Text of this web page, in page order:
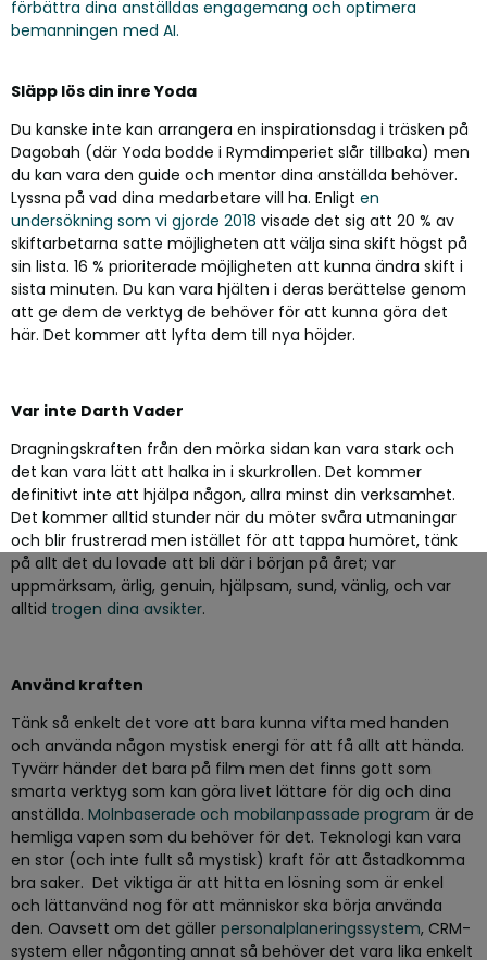
förbättra dina anställdas engagemang och optimera
bemanningen med AI.
Släpp lös din inre Yoda
Du kanske inte kan arrangera en inspirationsdag i träsken på
Dagobah (där Yoda bodde i Rymdimperiet slår tillbaka) men
du kan vara den guide och mentor dina anställda behöver.
Lyssna på vad dina medarbetare vill ha. Enligt en
undersökning som vi gjorde 2018 visade det sig att 20 % av
skiftarbetarna satte möjligheten att välja sina skift högst på
sin lista. 16 % prioriterade möjligheten att kunna ändra skift i
sista minuten. Du kan vara hjälten i deras berättelse genom
att ge dem de verktyg de behöver för att kunna göra det
här. Det kommer att lyfta dem till nya höjder.
Var inte Darth Vader
Dragningskraften från den mörka sidan kan vara stark och
det kan vara lätt att halka in i skurkrollen. Det kommer
definitivt inte att hjälpa någon, allra minst din verksamhet.
Det kommer alltid stunder när du möter svåra utmaningar
och blir frustrerad men istället för att tappa humöret, tänk
på allt det du lovade att bli där i början på året; var
uppmärksam, ärlig, genuin, hjälpsam, sund, vänlig, och var
alltid trogen dina avsikter.
Använd kraften
Tänk så enkelt det vore att bara kunna vifta med handen
och använda någon mystisk energi för att få allt att hända.
Tyvärr händer det bara på film men det finns gott som
smarta verktyg som kan göra livet lättare för dig och dina
anställda. Molnbaserade och mobilanpassade program är de
hemliga vapen som du behöver för det. Teknologi kan vara
en stor (och inte fullt så mystisk) kraft för att åstadkomma
bra saker. Det viktiga är att hitta en lösning som är enkel
och lättanvänd nog för att människor ska börja använda
den. Oavsett om det gäller personalplaneringssystem, CRM-
system eller någonting annat så behöver det vara lika enkelt